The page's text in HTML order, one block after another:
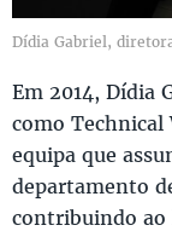
Dídia Gabriel,
Em 2014, Dídia
como Technical
equipa que
departamento
contribuindo ao